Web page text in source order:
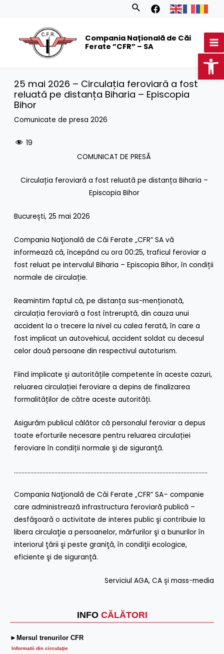
Search
Compania Națională de Căi
Ferate ”CFR” – SA
INFO CĂLĂTORI
►Mersul trenurilor CFR
Informatii din circulaţie
25 mai 2026 – Circulația feroviară a fost
reluată pe distanța Biharia – Episcopia
Bihor
Comunicate de presa 2026
19
COMUNICAT DE PRESĂ
Circulația feroviară a fost reluată pe distanța Biharia –
Episcopia Bihor
București, 25 mai 2026
Compania Naţională de Căi Ferate „CFR” SA vă
informează că, începând cu ora 00:25, traficul feroviar a
fost reluat pe intervalul Biharia – Episcopia Bihor, în condiții
normale de circulație.
Reamintim faptul că, pe distanța sus-menționată,
circulația feroviară a fost întreruptă, din cauza unui
accident la o trecere la nivel cu calea ferată, în care a
fost implicat un autovehicul, accident soldat cu decesul
celor două persoane din respectivul autoturism.
Fiind implicate și autoritățile competente în aceste cazuri,
reluarea circulației feroviare a depins de finalizarea
formalităților de către aceste autorități.
Asigurăm publicul călător că personalul feroviar a depus
toate eforturile necesare pentru reluarea circulației
feroviare în condiții normale şi de siguranţă.
…………………………………………………………………………………………………………………
Compania Naţională de Căi Ferate „CFR” SA– companie
care administrează infrastructura feroviară publică –
desfăşoară o activitate de interes public şi contribuie la
libera circulaţie a persoanelor, mărfurilor şi a bunurilor în
interiorul ţării şi peste graniţă, în condiţii ecologice,
eficiente şi de siguranţă.
Serviciul AGA, CA și mass-media